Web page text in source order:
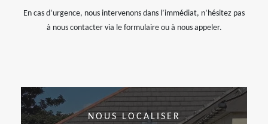
En cas d’urgence, nous intervenons dans l’immédiat, n’hésitez pas
à nous contacter via le formulaire ou à nous appeler.
NOUS LOCALISER